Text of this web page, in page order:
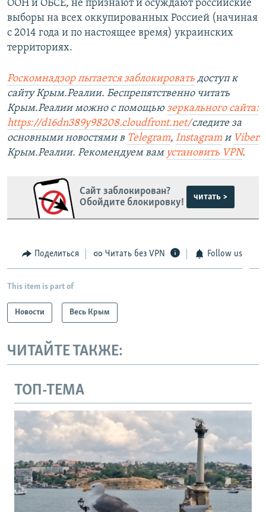
ООН и ОБСЕ, не признают и осуждают российские
выборы на всех оккупированных Россией (начиная
с 2014 года и по настоящее время) украинских
территориях.
Роскомнадзор пытается заблокировать доступ к
сайту Крым.Реалии. Беспрепятственно читать
Крым.Реалии можно с помощью зеркального сайта:
https://d16dn389y98208.cloudfront.net/следите за
основными новостями в Telegram, Instagram и Viber
Крым.Реалии. Рекомендуем вам установить VPN.
Сайт заблокирован?
Обойдите блокировку!
читать >
Поделиться Читать без VPN Follow us
This item is part of
Новости Весь Крым
ЧИТАЙТЕ ТАКЖЕ:
ТОП-ТЕМА